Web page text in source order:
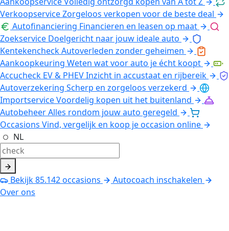
VerkoopserviceZorgeloos verkopen voor de beste deal
Autofinanciering Financieren en leasen op maat
Zoekservice Doelgericht naar jouw ideale auto
KentekencheckAutoverleden zonder geheimen
Aankoopkeuring Weten wat voor auto je écht koopt
Accucheck EV & PHEVInzicht in accustaat en rijbereik
Autoverzekering Scherp en zorgeloos verzekerd
ImportserviceVoordelig kopen uit het buitenland
AutobeheerAlles rondom jouw auto geregeld
Occasions Vind, vergelijk en koop je occasion online
NL
Bekijk85.142occasions
Autocoach inschakelen
Over ons